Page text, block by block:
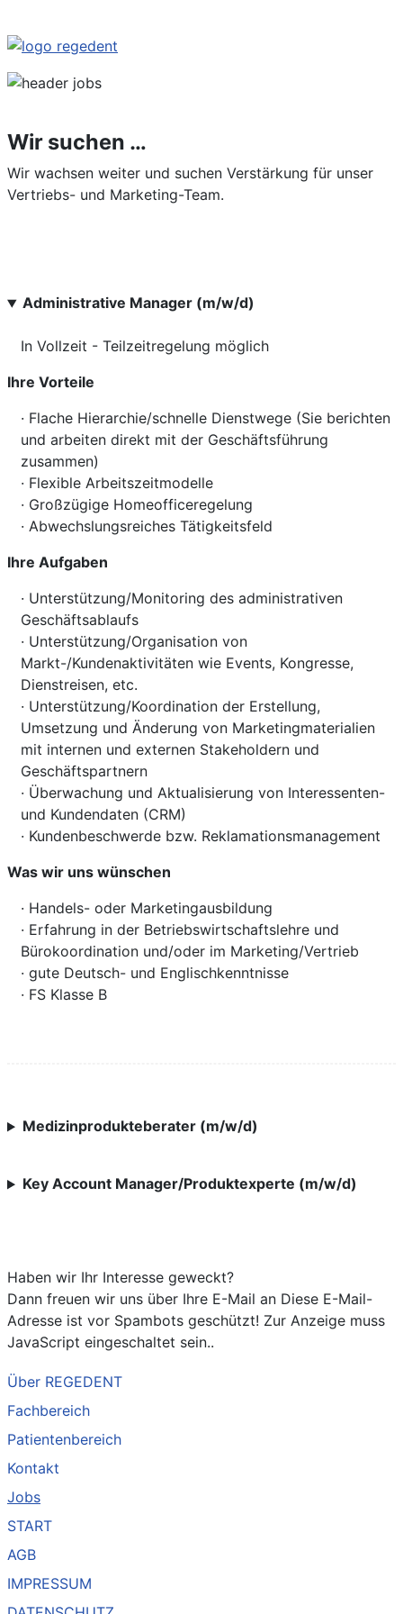
Wir suchen …
Wir wachsen weiter und suchen Verstärkung für unser
Vertriebs- und Marketing-Team.
Administrative Manager (m/w/d)
In Vollzeit - Teilzeitregelung möglich
Ihre Vorteile
· Flache Hierarchie/schnelle Dienstwege (Sie berichten
und arbeiten direkt mit der Geschäftsführung
zusammen)
· Flexible Arbeitszeitmodelle
· Großzügige Homeofficeregelung
· Abwechslungsreiches Tätigkeitsfeld
Ihre Aufgaben
· Unterstützung/Monitoring des administrativen
Geschäftsablaufs
· Unterstützung/Organisation von
Markt-/Kundenaktivitäten wie Events, Kongresse,
Dienstreisen, etc.
· Unterstützung/Koordination der Erstellung,
Umsetzung und Änderung von Marketingmaterialien
mit internen und externen Stakeholdern und
Geschäftspartnern
· Überwachung und Aktualisierung von Interessenten-
und Kundendaten (CRM)
· Kundenbeschwerde bzw. Reklamationsmanagement
Was wir uns wünschen
· Handels- oder Marketingausbildung
· Erfahrung in der Betriebswirtschaftslehre und
Bürokoordination und/oder im Marketing/Vertrieb
· gute Deutsch- und Englischkenntnisse
· FS Klasse B
Medizinprodukteberater (m/w/d)
Key Account Manager/Produktexperte (m/w/d)
Haben wir Ihr Interesse geweckt?
Dann freuen wir uns über Ihre E-Mail an Diese E-Mail-
Adresse ist vor Spambots geschützt! Zur Anzeige muss
JavaScript eingeschaltet sein..
Über REGEDENT
Fachbereich
Patientenbereich
Kontakt
Jobs
START
AGB
IMPRESSUM